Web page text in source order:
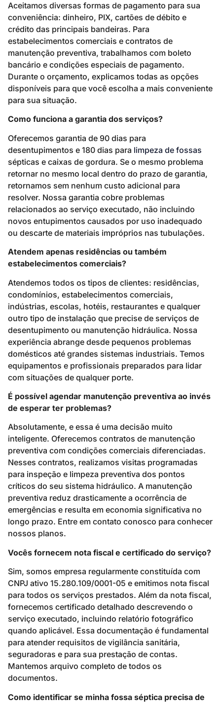
Aceitamos diversas formas de pagamento para sua
conveniência: dinheiro, PIX, cartões de débito e
crédito das principais bandeiras. Para
estabelecimentos comerciais e contratos de
manutenção preventiva, trabalhamos com boleto
bancário e condições especiais de pagamento.
Durante o orçamento, explicamos todas as opções
disponíveis para que você escolha a mais conveniente
para sua situação.
Como funciona a garantia dos serviços?
Oferecemos garantia de 90 dias para
desentupimentos e 180 dias para limpeza de fossas
sépticas e caixas de gordura. Se o mesmo problema
retornar no mesmo local dentro do prazo de garantia,
retornamos sem nenhum custo adicional para
resolver. Nossa garantia cobre problemas
relacionados ao serviço executado, não incluindo
novos entupimentos causados por uso inadequado
ou descarte de materiais impróprios nas tubulações.
Atendem apenas residências ou também
estabelecimentos comerciais?
Atendemos todos os tipos de clientes: residências,
condomínios, estabelecimentos comerciais,
indústrias, escolas, hotéis, restaurantes e qualquer
outro tipo de instalação que precise de serviços de
desentupimento ou manutenção hidráulica. Nossa
experiência abrange desde pequenos problemas
domésticos até grandes sistemas industriais. Temos
equipamentos e profissionais preparados para lidar
com situações de qualquer porte.
É possível agendar manutenção preventiva ao invés
de esperar ter problemas?
Absolutamente, e essa é uma decisão muito
inteligente. Oferecemos contratos de manutenção
preventiva com condições comerciais diferenciadas.
Nesses contratos, realizamos visitas programadas
para inspeção e limpeza preventiva dos pontos
críticos do seu sistema hidráulico. A manutenção
preventiva reduz drasticamente a ocorrência de
emergências e resulta em economia significativa no
longo prazo. Entre em contato conosco para conhecer
nossos planos.
Vocês fornecem nota fiscal e certificado do serviço?
Sim, somos empresa regularmente constituída com
CNPJ ativo 15.280.109/0001-05 e emitimos nota fiscal
para todos os serviços prestados. Além da nota fiscal,
fornecemos certificado detalhado descrevendo o
serviço executado, incluindo relatório fotográfico
quando aplicável. Essa documentação é fundamental
para atender requisitos de vigilância sanitária,
seguradoras e para sua prestação de contas.
Mantemos arquivo completo de todos os
documentos.
Como identificar se minha fossa séptica precisa de